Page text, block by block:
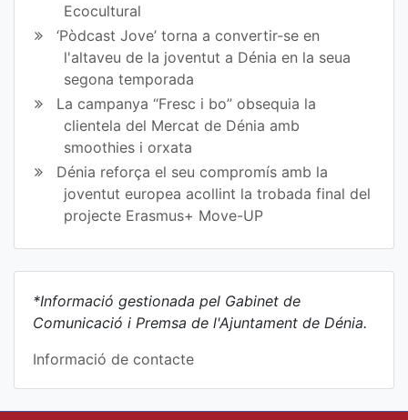
Ecocultural
‘Pòdcast Jove’ torna a convertir-se en
l'altaveu de la joventut a Dénia en la seua
segona temporada
La campanya “Fresc i bo” obsequia la
clientela del Mercat de Dénia amb
smoothies i orxata
Dénia reforça el seu compromís amb la
joventut europea acollint la trobada final del
projecte Erasmus+ Move-UP
*Informació gestionada pel Gabinet de
Comunicació i Premsa de l'Ajuntament de Dénia.
Informació de contacte